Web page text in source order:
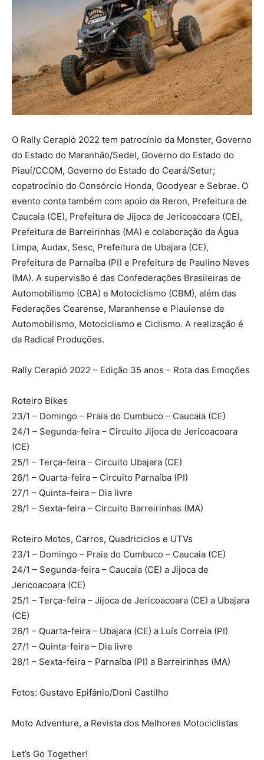
O Rally Cerapió 2022 tem patrocínio da Monster, Governo
do Estado do Maranhão/Sedel, Governo do Estado do
Piauí/CCOM, Governo do Estado do Ceará/Setur;
copatrocínio do Consórcio Honda, Goodyear e Sebrae. O
evento conta também com apoio da Reron, Prefeitura de
Caucaia (CE), Prefeitura de Jijoca de Jericoacoara (CE),
Prefeitura de Barreirinhas (MA) e colaboração da Água
Limpa, Audax, Sesc, Prefeitura de Ubajara (CE),
Prefeitura de Parnaíba (PI) e Prefeitura de Paulino Neves
(MA). A supervisão é das Confederações Brasileiras de
Automobilismo (CBA) e Motociclismo (CBM), além das
Federações Cearense, Maranhense e Piauiense de
Automobilismo, Motociclismo e Ciclismo. A realização é
da Radical Produções.
Rally Cerapió 2022 – Edição 35 anos – Rota das Emoções
Roteiro Bikes
23/1 – Domingo – Praia do Cumbuco – Caucaia (CE)
24/1 – Segunda-feira – Circuito Jijoca de Jericoacoara
(CE)
25/1 – Terça-feira – Circuito Ubajara (CE)
26/1 – Quarta-feira – Circuito Parnaíba (PI)
27/1 – Quinta-feira – Dia livre
28/1 – Sexta-feira – Circuito Barreirinhas (MA)
Roteiro Motos, Carros, Quadriciclos e UTVs
23/1 – Domingo – Praia do Cumbuco – Caucaia (CE)
24/1 – Segunda-feira – Caucaia (CE) a Jijoca de
Jericoacoara (CE)
25/1 – Terça-feira – Jijoca de Jericoacoara (CE) a Ubajara
(CE)
26/1 – Quarta-feira – Ubajara (CE) a Luís Correia (PI)
27/1 – Quinta-feira – Dia livre
28/1 – Sexta-feira – Parnaíba (PI) a Barreirinhas (MA)
Fotos: Gustavo Epifânio/Doni Castilho
Moto Adventure, a Revista dos Melhores Motociclistas
Let’s Go Together!